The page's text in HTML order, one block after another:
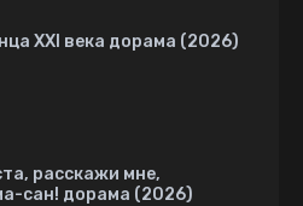
XXI века дорама (2026)
расскажи мне,
сан! дорама (2026)